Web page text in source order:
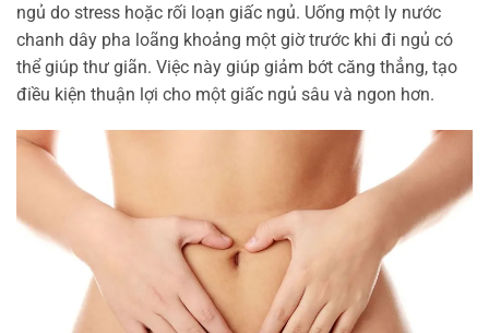
ngủ do stress hoặc rối loạn giấc ngủ. Uống một ly nước
chanh dây pha loãng khoảng một giờ trước khi đi ngủ có
thể giúp thư giãn. Việc này giúp giảm bớt căng thẳng, tạo
điều kiện thuận lợi cho một giấc ngủ sâu và ngon hơn.